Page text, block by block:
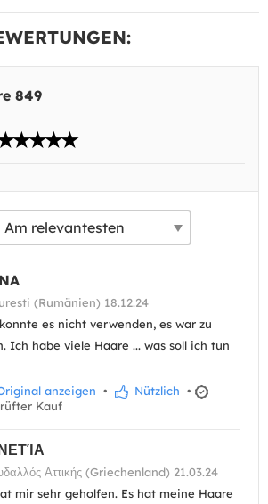
849
(Rumänien) 18.12.24
es nicht verwenden, es war zu
Ich habe viele Haare ... was soll ich tun
anzeigen • Nützlich •
Kauf
Αττικής (Griechenland) 21.03.24
mir sehr geholfen. Es hat meine Haare